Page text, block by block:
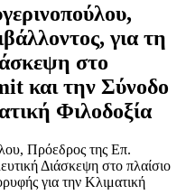
για τη
στο
και την Σύνοδο
Φιλοδοξία